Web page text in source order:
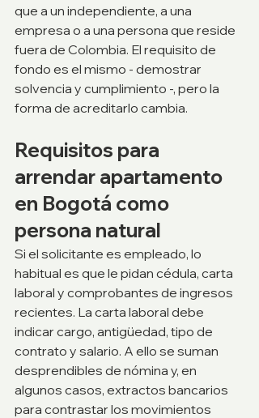
que a un independiente, a una
empresa o a una persona que reside
fuera de Colombia. El requisito de
fondo es el mismo - demostrar
solvencia y cumplimiento -, pero la
forma de acreditarlo cambia.
Requisitos para
arrendar apartamento
en Bogotá como
persona natural
Si el solicitante es empleado, lo
habitual es que le pidan cédula, carta
laboral y comprobantes de ingresos
recientes. La carta laboral debe
indicar cargo, antigüedad, tipo de
contrato y salario. A ello se suman
desprendibles de nómina y, en
algunos casos, extractos bancarios
para contrastar los movimientos